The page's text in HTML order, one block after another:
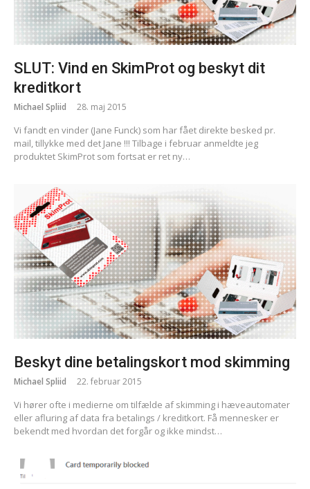
SLUT: Vind en SkimProt og beskyt dit
kreditkort
Michael Spliid 28. maj 2015
Vi fandt en vinder (Jane Funck) som har fået direkte besked pr.
mail, tillykke med det Jane !!! Tilbage i februar anmeldte jeg
produktet SkimProt som fortsat er ret ny…
Beskyt dine betalingskort mod skimming
Michael Spliid 22. februar 2015
Vi hører ofte i medierne om tilfælde af skimming i hæveautomater
eller afluring af data fra betalings / kreditkort. Få mennesker er
bekendt med hvordan det forgår og ikke mindst…